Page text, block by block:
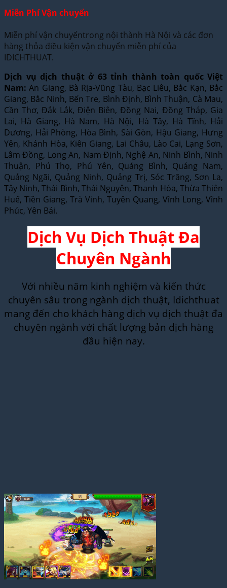
Miễn Phí Vận chuyển
Miễn phí vận chuyểntrong nội thành Hà Nội và các đơn
hàng thỏa điều kiện vận chuyển miễn phí của
IDICHTHUAT.
Dịch vụ dịch thuật ở 63 tỉnh thành toàn quốc Việt
Nam: An Giang, Bà Rịa-Vũng Tàu, Bạc Liêu, Bắc Kạn, Bắc
Giang, Bắc Ninh, Bến Tre, Bình Định, Bình Thuận, Cà Mau,
Cần Thơ, Đắk Lắk, Điện Biên, Đồng Nai, Đồng Tháp, Gia
Lai, Hà Giang, Hà Nam, Hà Nội, Hà Tây, Hà Tĩnh, Hải
Dương, Hải Phòng, Hòa Bình, Sài Gòn, Hậu Giang, Hưng
Yên, Khánh Hòa, Kiên Giang, Lai Châu, Lào Cai, Lạng Sơn,
Lâm Đồng, Long An, Nam Định, Nghệ An, Ninh Bình, Ninh
Thuận, Phú Thọ, Phú Yên, Quảng Bình, Quảng Nam,
Quảng Ngãi, Quảng Ninh, Quảng Trị, Sóc Trăng, Sơn La,
Tây Ninh, Thái Bình, Thái Nguyên, Thanh Hóa, Thừa Thiên
Huế, Tiền Giang, Trà Vinh, Tuyên Quang, Vĩnh Long, Vĩnh
Phúc, Yên Bái.
Dịch Vụ Dịch Thuật Đa
Chuyên Ngành
Với nhiều năm kinh nghiệm và kiến thức
chuyên sâu trong ngành dịch thuật, Idichthuat
mang đến cho khách hàng dịch vụ dịch thuật đa
chuyên ngành với chất lượng bản dịch hàng
đầu hiện nay.